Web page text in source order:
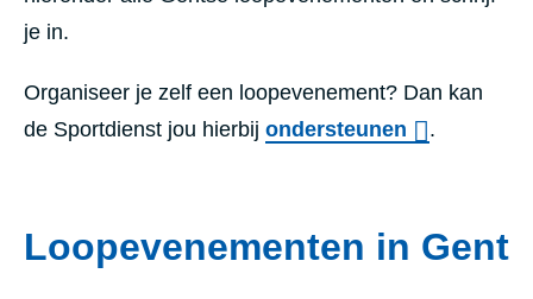
je in.
Organiseer je zelf een loopevenement? Dan kan
de Sportdienst jou hierbij ondersteunen .
Loopevenementen in Gent